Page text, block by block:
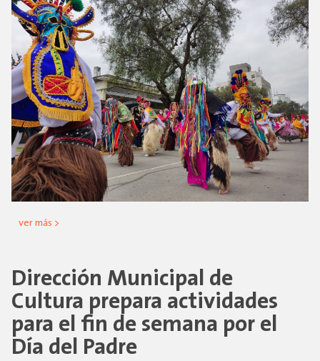
ver más >
Dirección Municipal de
Cultura prepara actividades
para el fin de semana por el
Día del Padre